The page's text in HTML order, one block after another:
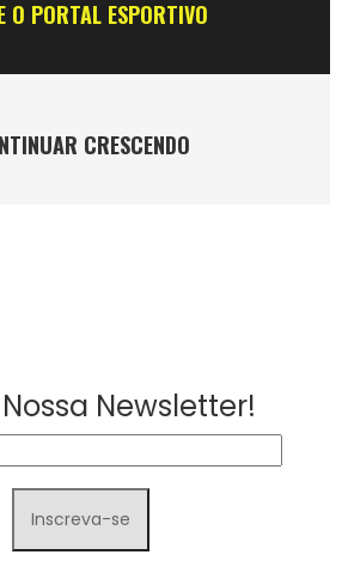
O PORTAL ESPORTIVO
CRESCENDO
Newsletter!